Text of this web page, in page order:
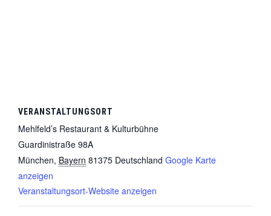
VERANSTALTUNGSORT
Mehlfeld’s Restaurant & Kulturbühne
Guardinistraße 98A
München, Bayern 81375 Deutschland Google Karte
anzeigen
Veranstaltungsort-Website anzeigen